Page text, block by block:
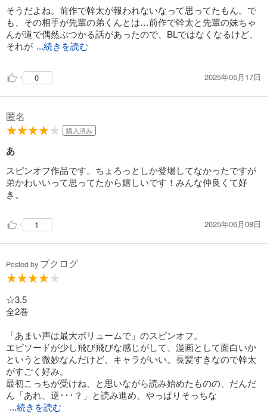
そうだよね。前作で幹太が報われないなって思ってたもん。で
も、その相手が先輩の弟くんとは…前作で幹太と先輩の妹ちゃ
んが道で偶然ぶつかる話があったので、BLではなくなるけど、
それが ...続きを読む
0 2025年05月17日
匿名
購入済み
あ
スピンオフ作品です。ちょろっとしか登場してなかったですが
弟かわいいって思ってたから嬉しいです！みんな仲良くて好
き。
1 2025年06月08日
Posted by ブクログ
☆3.5
全2巻
「あまい声は最大ボリュームで」のスピンオフ。
エピソードが少し飛び飛びな感じがして、漫画として面白いか
というと微妙なんだけど、キャラがいい。長髪すきなので幹太
がすごく好み。
最初こっちが受けね、と思いながら読み始めたものの、だんだ
ん「あれ、逆･･･？」と読み進め、やっぱりそっちな
...続きを読む